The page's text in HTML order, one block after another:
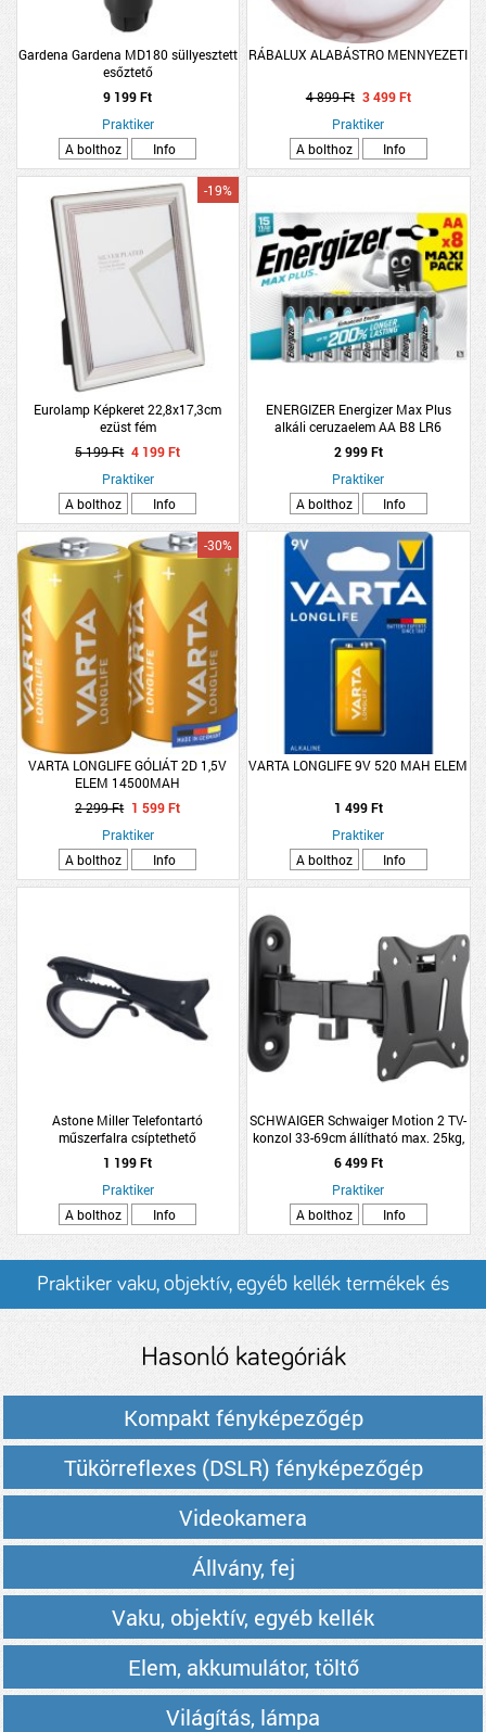
Gardena Gardena MD180 süllyesztett
esőztető
9 199 Ft
Praktiker
A bolthoz
Info
RÁBALUX ALABÁSTRO MENNYEZETI
4 899 Ft 3 499 Ft
Praktiker
A bolthoz
Info
Eurolamp Képkeret 22,8x17,3cm
ezüst fém
-19%
5 199 Ft 4 199 Ft
Praktiker
A bolthoz
Info
ENERGIZER Energizer Max Plus
alkáli ceruzaelem AA B8 LR6
8db/csomag
2 999 Ft
Praktiker
A bolthoz
Info
VARTA LONGLIFE GÓLIÁT 2D 1,5V
ELEM 14500MAH
-30%
2 299 Ft 1 599 Ft
Praktiker
A bolthoz
Info
VARTA LONGLIFE 9V 520 MAH ELEM
1 499 Ft
Praktiker
A bolthoz
Info
Astone Miller Telefontartó
műszerfalra csíptethető
1 199 Ft
Praktiker
A bolthoz
Info
SCHWAIGER Schwaiger Motion 2 TV-
konzol 33-69cm állítható max. 25kg,
13&quot;-29&quot;
6 499 Ft
Praktiker
A bolthoz
Info
Praktiker vaku, objektív, egyéb kellék termékek és
Hasonló kategóriák
Kompakt fényképezőgép
Tükörreflexes (DSLR) fényképezőgép
Videokamera
Állvány, fej
Vaku, objektív, egyéb kellék
Elem, akkumulátor, töltő
Világítás, lámpa